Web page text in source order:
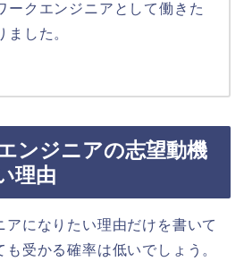
ークエンジニアとして働きた
ました。
ンジニアの志望動機
理由
アになりたい理由だけを書いて
受かる確率は低いでしょう。